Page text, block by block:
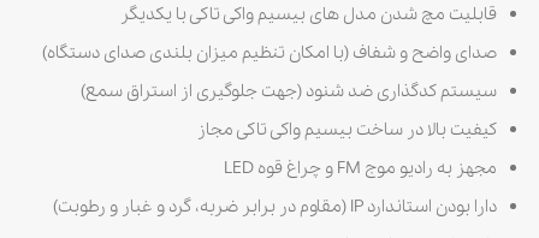
قابلیت مچ شدن مدل های بیسیم واکی تاکی با یکدیگر
صدای واضح و شفاف (با امکان تنظیم میزان بلندی صدای دستگاه)
سیستم کدگذاری ضد شنود (جهت جلوگیری از استراق سمع)
کیفیت بالا در ساخت بیسیم واکی تاکی مجاز
مجهز به رادیو موج FM و چراغ قوه LED
دارا بودن استاندارد IP (مقاوم در برابر ضربه، گرد و غبار و رطوبت)